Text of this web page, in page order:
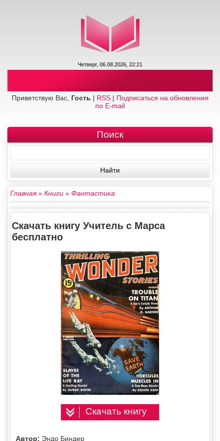
Четверг, 06.08.2026, 22:21
Приветствую Вас, Гость | RSS| Подписаться на обновления
по E-mail
Поиск
Главная» Книги » Фантастика
Скачать книгу Учитель с Марса
бесплатно
Скачать книгу
Автор: Эндо Биндер